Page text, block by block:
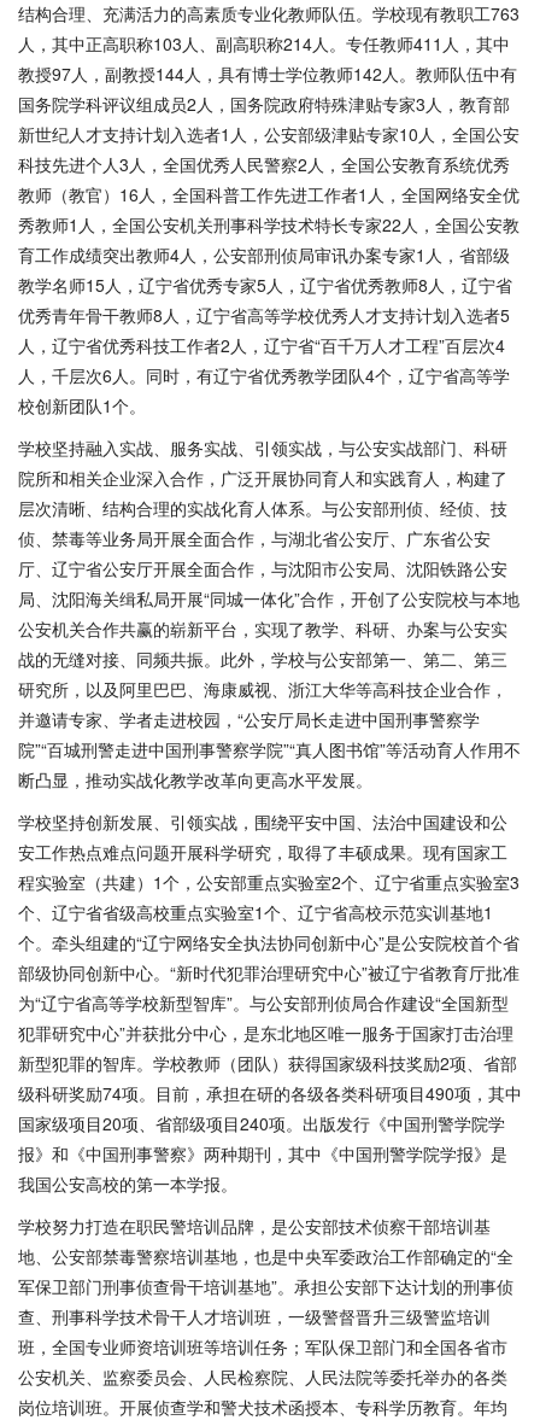
结构合理、充满活力的高素质专业化教师队伍。学校现有教职工763
人，其中正高职称103人、副高职称214人。专任教师411人，其中
教授97人，副教授144人，具有博士学位教师142人。教师队伍中有
国务院学科评议组成员2人，国务院政府特殊津贴专家3人，教育部
新世纪人才支持计划入选者1人，公安部级津贴专家10人，全国公安
科技先进个人3人，全国优秀人民警察2人，全国公安教育系统优秀
教师（教官）16人，全国科普工作先进工作者1人，全国网络安全优
秀教师1人，全国公安机关刑事科学技术特长专家22人，全国公安教
育工作成绩突出教师4人，公安部刑侦局审讯办案专家1人，省部级
教学名师15人，辽宁省优秀专家5人，辽宁省优秀教师8人，辽宁省
优秀青年骨干教师8人，辽宁省高等学校优秀人才支持计划入选者5
人，辽宁省优秀科技工作者2人，辽宁省“百千万人才工程”百层次4
人，千层次6人。同时，有辽宁省优秀教学团队4个，辽宁省高等学
校创新团队1个。
学校坚持融入实战、服务实战、引领实战，与公安实战部门、科研
院所和相关企业深入合作，广泛开展协同育人和实践育人，构建了
层次清晰、结构合理的实战化育人体系。与公安部刑侦、经侦、技
侦、禁毒等业务局开展全面合作，与湖北省公安厅、广东省公安
厅、辽宁省公安厅开展全面合作，与沈阳市公安局、沈阳铁路公安
局、沈阳海关缉私局开展“同城一体化”合作，开创了公安院校与本地
公安机关合作共赢的崭新平台，实现了教学、科研、办案与公安实
战的无缝对接、同频共振。此外，学校与公安部第一、第二、第三
研究所，以及阿里巴巴、海康威视、浙江大华等高科技企业合作，
并邀请专家、学者走进校园，“公安厅局长走进中国刑事警察学
院”“百城刑警走进中国刑事警察学院”“真人图书馆”等活动育人作用不
断凸显，推动实战化教学改革向更高水平发展。
学校坚持创新发展、引领实战，围绕平安中国、法治中国建设和公
安工作热点难点问题开展科学研究，取得了丰硕成果。现有国家工
程实验室（共建） 1个，公安部重点实验室2个、辽宁省重点实验室3
个、辽宁省省级高校重点实验室1个、辽宁省高校示范实训基地1
个。牵头组建的“辽宁网络安全执法协同创新中心”是公安院校首个省
部级协同创新中心。“新时代犯罪治理研究中心”被辽宁省教育厅批准
为“辽宁省高等学校新型智库”。与公安部刑侦局合作建设“全国新型
犯罪研究中心”并获批分中心，是东北地区唯一服务于国家打击治理
新型犯罪的智库。学校教师（团队）获得国家级科技奖励2项、省部
级科研奖励74项。目前，承担在研的各级各类科研项目490项，其中
国家级项目20项、省部级项目240项。出版发行《中国刑警学院学
报》和《中国刑事警察》两种期刊，其中《中国刑警学院学报》是
我国公安高校的第一本学报。
学校努力打造在职民警培训品牌，是公安部技术侦察干部培训基
地、公安部禁毒警察培训基地，也是中央军委政治工作部确定的“全
军保卫部门刑事侦查骨干培训基地”。承担公安部下达计划的刑事侦
查、刑事科学技术骨干人才培训班，一级警督晋升三级警监培训
班，全国专业师资培训班等培训任务；军队保卫部门和全国各省市
公安机关、监察委员会、人民检察院、人民法院等委托举办的各类
岗位培训班。开展侦查学和警犬技术函授本、专科学历教育。年均